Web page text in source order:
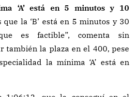
‘A’ está en 5 minutos y 10
que la ‘B’ está en 5 minutos y 30
es factible”, comenta sin
también la plaza en el 400, pese
la mínima ‘A’ está en